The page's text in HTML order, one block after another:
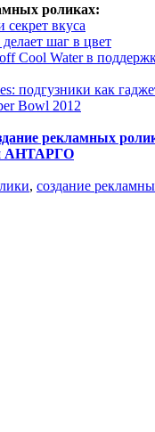
роликах:
вкуса
шаг в цвет
Cool Water в
подгузники как
Bowl 2012
рекламных
АНТАРГО
, создание